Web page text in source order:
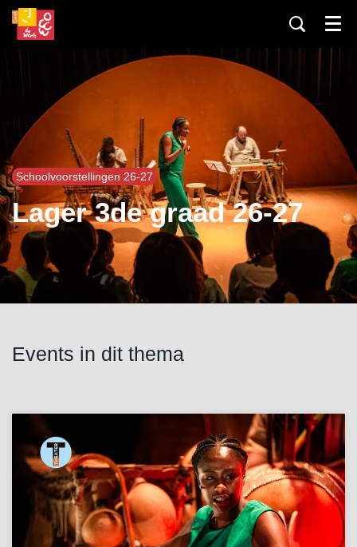
Menu
Schoolvoorstellingen 26-27
Lager 3de graad 26-27
Events in dit thema